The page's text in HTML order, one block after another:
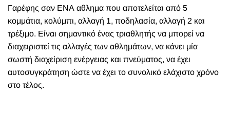
Γαρέφης σαν ΕΝΑ αθλημα που αποτελείται από 5
κομμάτια, κολύμπι, αλλαγή 1, ποδηλασία, αλλαγή 2 και
τρέξιμο. Είναι σημαντικό ένας τριαθλητής να μπορεί να
διαχειριστεί τις αλλαγές των αθλημάτων, να κάνει μία
σωστή διαχείριση ενέργειας και πνεύματος, να έχει
αυτοσυγκράτηση ώστε να έχει το συνολικό ελάχιστο χρόνο
στο τέλος.